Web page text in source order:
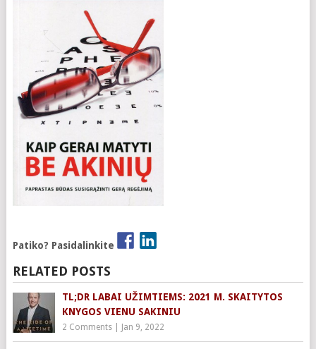
Patiko? Pasidalinkite
RELATED POSTS
TL;DR LABAI UŽIMTIEMS: 2021 M. SKAITYTOS
KNYGOS VIENU SAKINIU
2 Comments| Jan 9, 2022